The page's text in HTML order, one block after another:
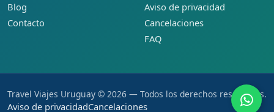
Blog
Contacto
Aviso de privacidad
Cancelaciones
FAQ
Travel Viajes Uruguay © 2026 — Todos los derechos reservados.
Aviso de privacidadCancelaciones